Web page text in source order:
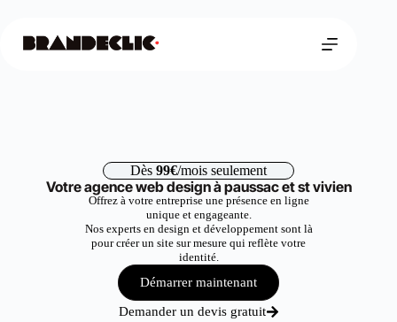
Dès 99€/mois seulement
Votre agence web design à paussac et st vivien
Offrez à votre entreprise une présence en ligne
unique et engageante.
Nos experts en design et développement sont là
pour créer un site sur mesure qui reflète votre
identité.
Démarrer maintenant
Demander un devis gratuit